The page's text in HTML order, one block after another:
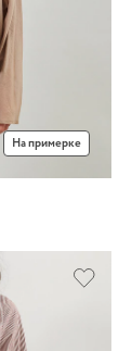
На примерке